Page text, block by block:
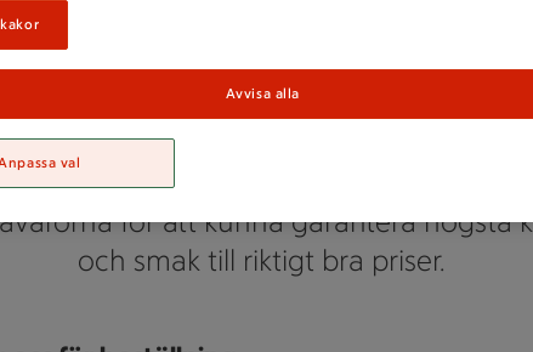
Catering
erbjuder ett stort
Vi är redo för alla beställningar och
för att kunna garantera högsta
och smak till riktigt bra priser.
Avvisa alla
val